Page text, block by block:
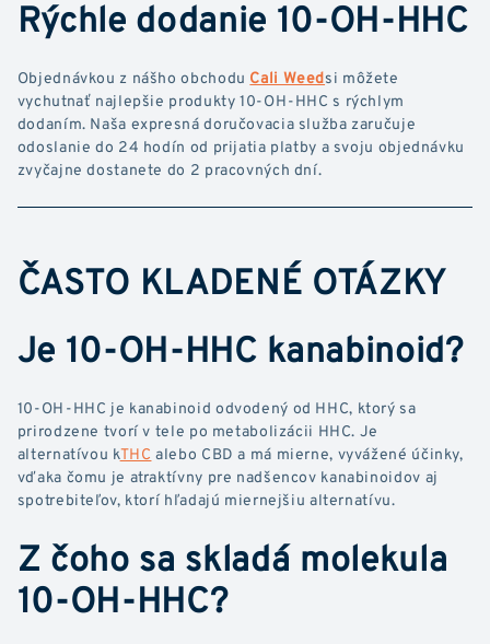
Rýchle dodanie 10-OH-HHC
Objednávkou z nášho obchodu Cali Weedsi môžete
vychutnať najlepšie produkty 10-OH-HHC s rýchlym
dodaním. Naša expresná doručovacia služba zaručuje
odoslanie do 24 hodín od prijatia platby a svoju objednávku
zvyčajne dostanete do 2 pracovných dní.
ČASTO KLADENÉ OTÁZKY
Je 10-OH-HHC kanabinoid?
10-OH-HHC je kanabinoid odvodený od HHC, ktorý sa
prirodzene tvorí v tele po metabolizácii HHC. Je
alternatívou kTHC alebo CBD a má mierne, vyvážené účinky,
vďaka čomu je atraktívny pre nadšencov kanabinoidov aj
spotrebiteľov, ktorí hľadajú miernejšiu alternatívu.
Z čoho sa skladá molekula
10-OH-HHC?